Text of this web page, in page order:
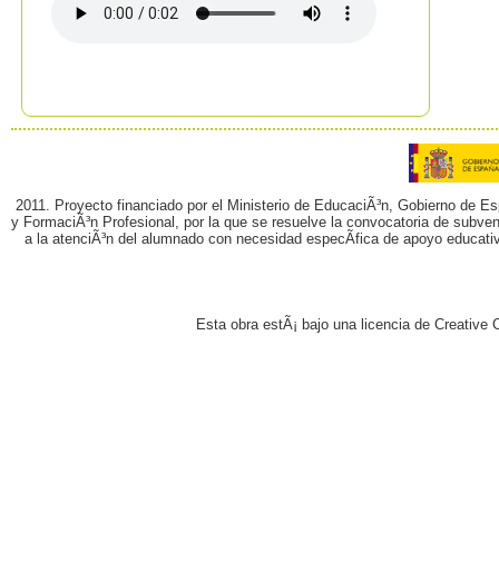
2011. Proyecto financiado por el Ministerio de EducaciÃ³n, Gobierno de
y FormaciÃ³n Profesional, por la que se resuelve la convocatoria de
a la atenciÃ³n del alumnado con necesidad especÃ­fica de apoyo
Esta obra estÃ¡ bajo una licencia de Creative